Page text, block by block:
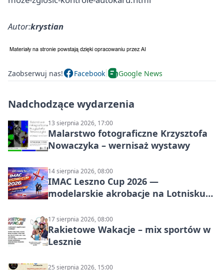
Autor:krystian
Zaobserwuj nas! Facebook Google News
Nadchodzące wydarzenia
13 sierpnia 2026, 17:00
Malarstwo fotograficzne Krzysztofa
Nowaczyka – wernisaż wystawy
14 sierpnia 2026, 08:00
IMAC Leszno Cup 2026 —
modelarskie akrobacje na Lotnisku
17 sierpnia 2026, 08:00
Rakietowe Wakacje – mix sportów w
Lesznie
25 sierpnia 2026, 15:00